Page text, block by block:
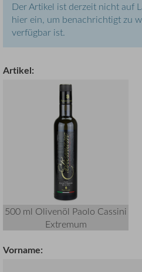
Der Artikel ist derzeit nicht auf
hier ein, um benachrichtigt zu
verfügbar ist.
Artikel:
500 ml Olivenöl Paolo Cassini
Extremum
Vorname: